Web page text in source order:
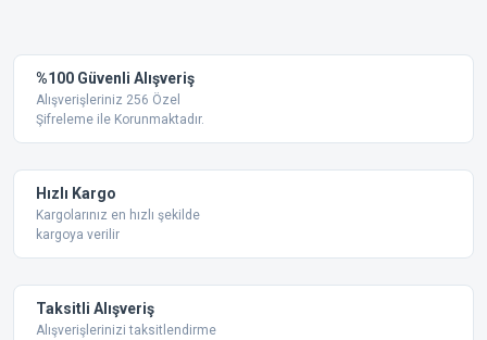
Ürün resmi kalitesiz, bozuk veya görüntülenemiyor.
Ürün açıklamasında eksik bilgiler bulunuyor.
Bu ürüne benzer farklı alternatifler olmalı.
%100 Güvenli Alışveriş
Alışverişleriniz 256 Özel
Şifreleme ile Korunmaktadır.
Hızlı Kargo
Kargolarınız en hızlı şekilde
kargoya verilir
Taksitli Alışveriş
Alışverişlerinizi taksitlendirme